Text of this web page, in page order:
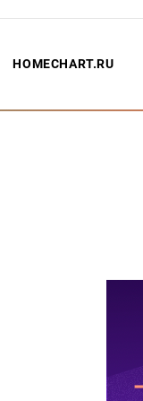
HOMECHART.RU